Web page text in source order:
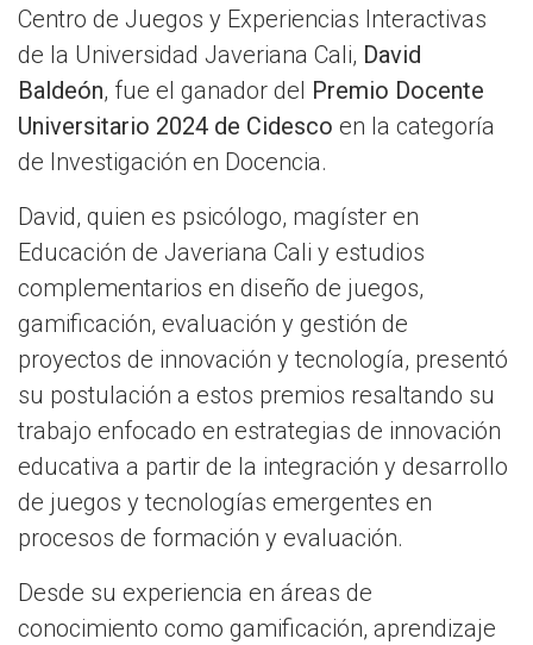
Centro de Juegos y Experiencias Interactivas
de la Universidad Javeriana Cali, David
Baldeón, fue el ganador del Premio Docente
Universitario 2024 de Cidesco en la categoría
de Investigación en Docencia.
David, quien es psicólogo, magíster en
Educación de Javeriana Cali y estudios
complementarios en diseño de juegos,
gamificación, evaluación y gestión de
proyectos de innovación y tecnología, presentó
su postulación a estos premios resaltando su
trabajo enfocado en estrategias de innovación
educativa a partir de la integración y desarrollo
de juegos y tecnologías emergentes en
procesos de formación y evaluación.
Desde su experiencia en áreas de
conocimiento como gamificación, aprendizaje